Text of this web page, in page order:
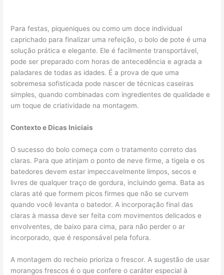
Para festas, piqueniques ou como um doce individual
caprichado para finalizar uma refeição, o bolo de pote é uma
solução prática e elegante. Ele é facilmente transportável,
pode ser preparado com horas de antecedência e agrada a
paladares de todas as idades. É a prova de que uma
sobremesa sofisticada pode nascer de técnicas caseiras
simples, quando combinadas com ingredientes de qualidade e
um toque de criatividade na montagem.
Contexto e Dicas Iniciais
O sucesso do bolo começa com o tratamento correto das
claras. Para que atinjam o ponto de neve firme, a tigela e os
batedores devem estar impeccavelmente limpos, secos e
livres de qualquer traço de gordura, incluindo gema. Bata as
claras até que formem picos firmes que não se curvem
quando você levanta o batedor. A incorporação final das
claras à massa deve ser feita com movimentos delicados e
envolventes, de baixo para cima, para não perder o ar
incorporado, que é responsável pela fofura.
A montagem do recheio prioriza o frescor. A sugestão de usar
morangos frescos é o que confere o caráter especial à